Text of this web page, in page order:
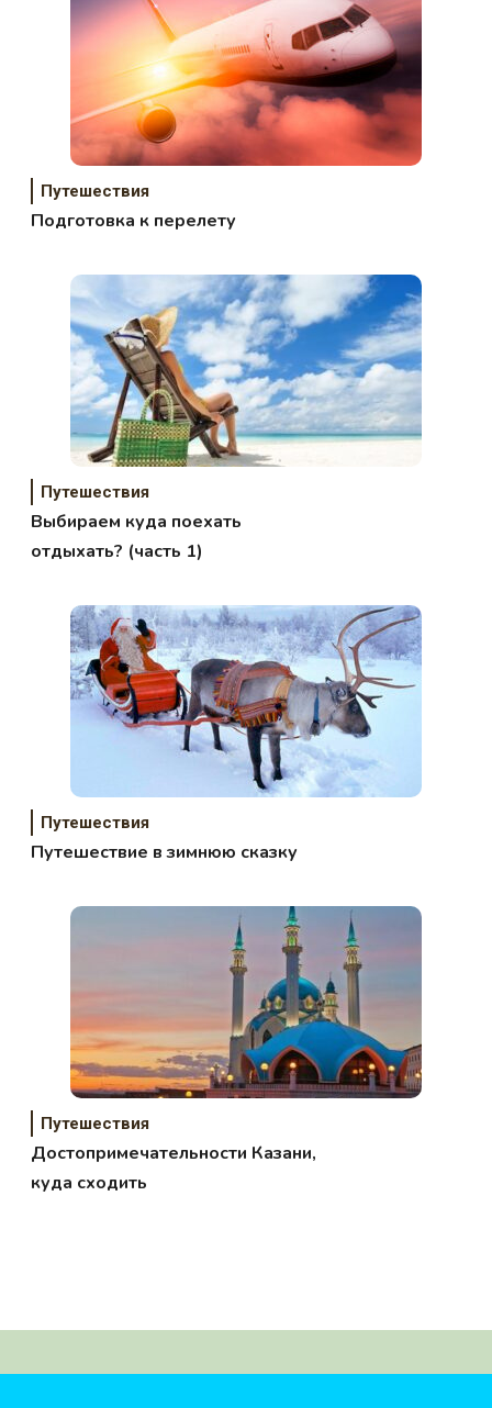
Путешествия
Подготовка к перелету
Путешествия
Выбираем куда поехать
отдыхать? (часть 1)
Путешествия
Путешествие в зимнюю сказку
Путешествия
Достопримечательности Казани,
куда сходить